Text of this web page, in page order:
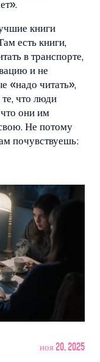
книги
есть книги,
в транспорте,
и не
«надо читать»,
что люди
они им
Не потому
почувствуешь:
ноя 20, 2025